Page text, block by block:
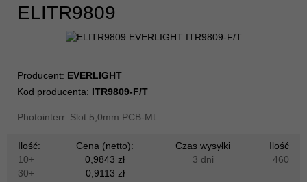
ELITR9809
Producent: EVERLIGHT
Kod producenta: ITR9809-F/T
Photointerr. Slot 5,0mm PCB-Mt
Ilość:
Cena (netto):
10+
0,9843 zł
30+
0,9113 zł
Czas wysyłki
Ilość
3 dni
460